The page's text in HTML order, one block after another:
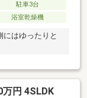
駐車3台
浴室乾燥機
はゆったりと
円 4SLDK